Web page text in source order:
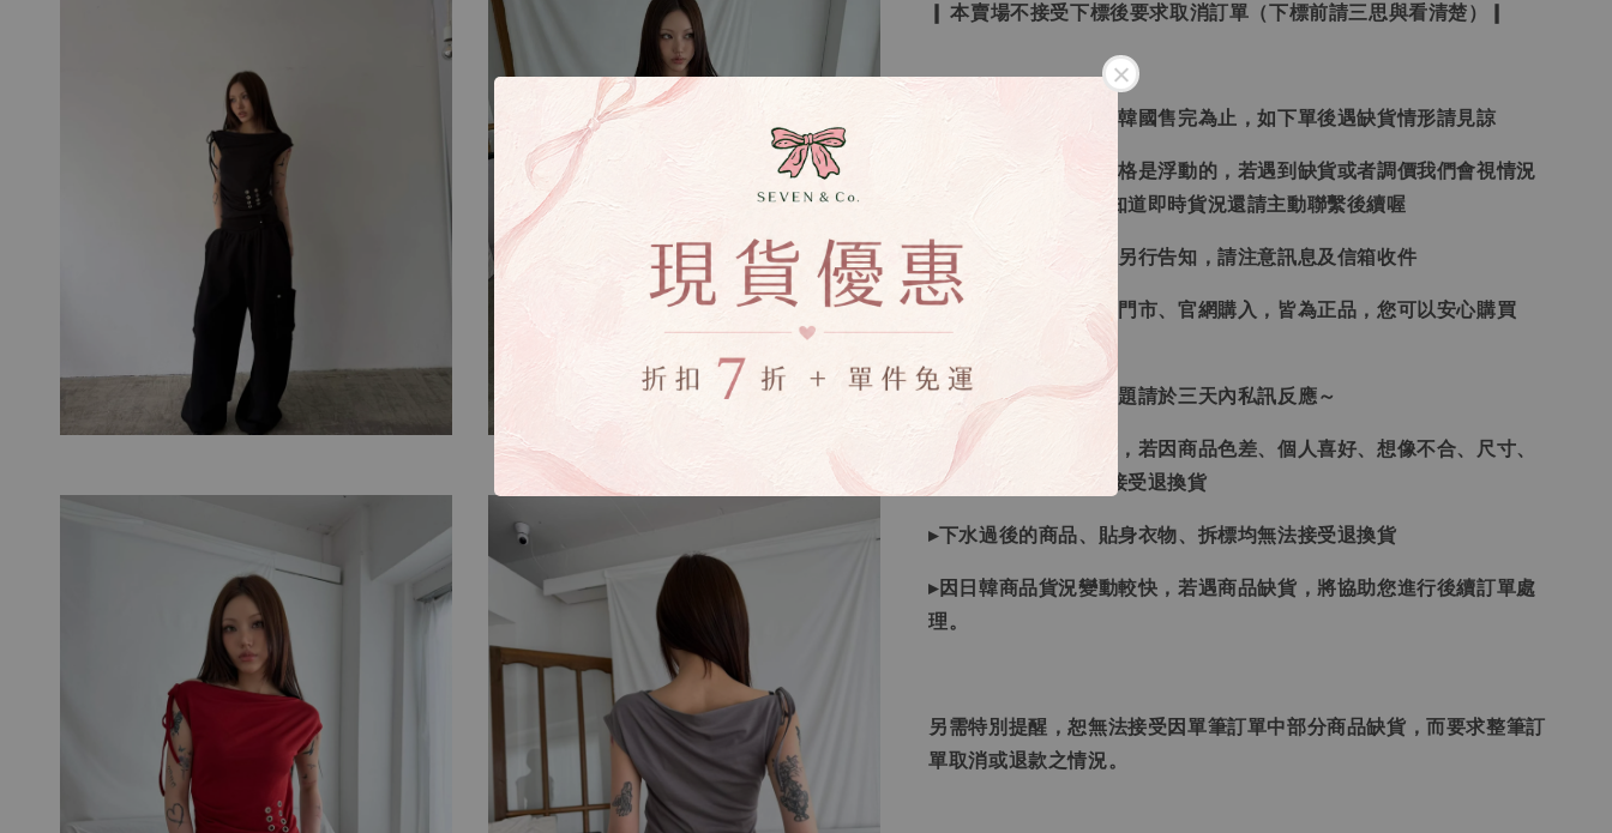
❙ 本賣場不接受下標後要求取消訂單（下標前請三思與看清楚）❙
▸所有商品皆以日本、韓國售完為止，如下單後遇缺貨情形請見諒
▸因日本商品貨況和價格是浮動的，若遇到缺貨或者調價我們會視情況
等待下單，若您想要知道即時貨況還請主動聯繫後續喔
▸如遇缺斷貨情形會再另行告知，請注意訊息及信箱收件
▸商品皆由日本、韓國門市、官網購入，皆為正品，您可以安心購買
▸商品收到後有任何問題請於三天內私訊反應～
▸全商品圖片僅供參考，若因商品色差、個人喜好、想像不合、尺寸、
下單錯誤者，一律不接受退換貨
▸下水過後的商品、貼身衣物、拆標均無法接受退換貨
▸因日韓商品貨況變動較快，若遇商品缺貨，將協助您進行後續訂單處
理。
另需特別提醒，恕無法接受因單筆訂單中部分商品缺貨，而要求整筆訂
單取消或退款之情況。